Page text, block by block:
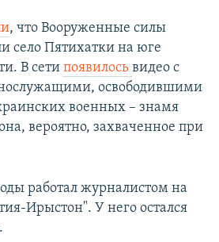
, что Вооруженные силы
село Пятихатки на юге
В сети появилось видео с
освободившими
военных – знамя
вероятно, захваченное при
работал журналистом на
Ирыстон". У него остался